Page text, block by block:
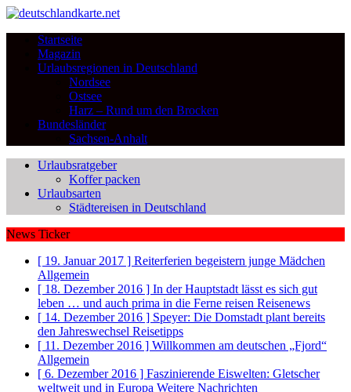
Startseite
Magazin
Urlaubsregionen in Deutschland
Nordsee
Ostsee
Harz – Rund um den Brocken
Bundesländer
Sachsen-Anhalt
Urlaubsratgeber
Koffer packen
Urlaubsarten
Städtereisen in Deutschland
News Ticker
[ 19. Januar 2017 ] Reiterferien begeistern junge Mädchen
Allgemein
[ 18. Dezember 2016 ] In der Hauptstadt lässt es sich gut
leben … und auch prima in die Ferne reisen Reisenews
[ 14. Dezember 2016 ] Speyer: Die Domstadt plant bereits
den Jahreswechsel Reisetipps
[ 11. Dezember 2016 ] Willkommen am deutschen „Fjord“
Allgemein
[ 6. Dezember 2016 ] Faszinierende Eiswelten: Gletscher
weltweit und in Europa Weitere Nachrichten